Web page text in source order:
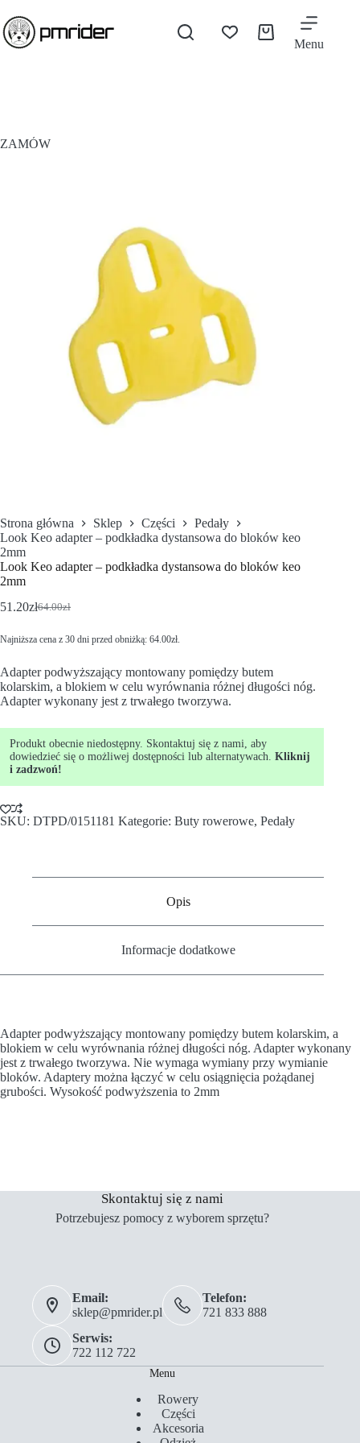
Menu
ZAMÓW
Strona główna Sklep Części
Pedały
Look Keo adapter – podkładka dystansowa do bloków keo
2mm
Look Keo adapter – podkładka dystansowa do bloków keo
2mm
64.00zł
51.20zł
Najniższa cena z 30 dni przed obniżką: 64.00zł.
Adapter podwyższający montowany pomiędzy butem
kolarskim, a blokiem w celu wyrównania różnej długości nóg.
Adapter wykonany jest z trwałego tworzywa.
Produkt obecnie niedostępny. Skontaktuj się z nami, aby
dowiedzieć się o możliwej dostępności lub alternatywach. Kliknij
i zadzwoń!
SKU: DTPD/0151181 Kategorie: Buty rowerowe, Pedały
Opis
Informacje dodatkowe
Adapter podwyższający montowany pomiędzy butem kolarskim, a
blokiem w celu wyrównania różnej długości nóg. Adapter wykonany
jest z trwałego tworzywa. Nie wymaga wymiany przy wymianie
bloków. Adaptery można łączyć w celu osiągnięcia pożądanej
grubości. Wysokość podwyższenia to 2mm
Skontaktuj się z nami
Potrzebujesz pomocy z wyborem sprzętu?
Email:
sklep@pmrider.pl
Telefon:
721 833 888
Serwis:
722 112 722
Menu
Rowery
Części
Akcesoria